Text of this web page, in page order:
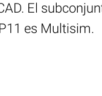
El
es Multisim.